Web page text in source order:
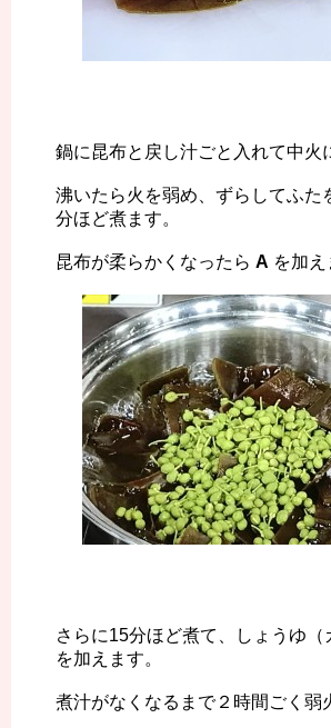
鍋に昆布と戻し汁ごと入れて中火
沸いたら火を弱め、ずらしてふた
分ほど煮ます。
昆布が柔らかくなったら A を加え
さらに15分ほど煮て、しょうゆ（
を加えます。
煮汁がなくなるまで２時間ごく弱